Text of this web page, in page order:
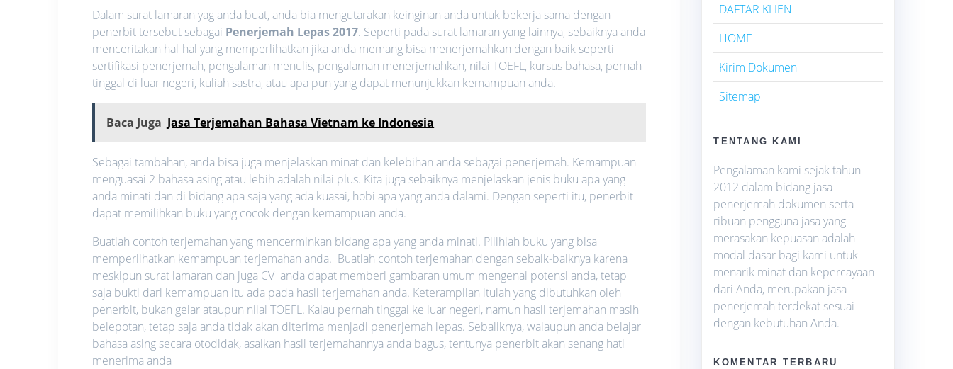
Dalam surat lamaran yag anda buat, anda bia mengutarakan keinginan anda untuk bekerja sama dengan
penerbit tersebut sebagai Penerjemah Lepas 2017. Seperti pada surat lamaran yang lainnya, sebaiknya anda
menceritakan hal-hal yang memperlihatkan jika anda memang bisa menerjemahkan dengan baik seperti
sertifikasi penerjemah, pengalaman menulis, pengalaman menerjemahkan, nilai TOEFL, kursus bahasa, pernah
tinggal di luar negeri, kuliah sastra, atau apa pun yang dapat menunjukkan kemampuan anda.
Baca Juga Jasa Terjemahan Bahasa Vietnam ke Indonesia
Sebagai tambahan, anda bisa juga menjelaskan minat dan kelebihan anda sebagai penerjemah. Kemampuan
menguasai 2 bahasa asing atau lebih adalah nilai plus. Kita juga sebaiknya menjelaskan jenis buku apa yang
anda minati dan di bidang apa saja yang ada kuasai, hobi apa yang anda dalami. Dengan seperti itu, penerbit
dapat memilihkan buku yang cocok dengan kemampuan anda.
Buatlah contoh terjemahan yang mencerminkan bidang apa yang anda minati. Pilihlah buku yang bisa
memperlihatkan kemampuan terjemahan anda. Buatlah contoh terjemahan dengan sebaik-baiknya karena
meskipun surat lamaran dan juga CV anda dapat memberi gambaran umum mengenai potensi anda, tetap
saja bukti dari kemampuan itu ada pada hasil terjemahan anda. Keterampilan itulah yang dibutuhkan oleh
penerbit, bukan gelar ataupun nilai TOEFL. Kalau pernah tinggal ke luar negeri, namun hasil terjemahan masih
belepotan, tetap saja anda tidak akan diterima menjadi penerjemah lepas. Sebaliknya, walaupun anda belajar
bahasa asing secara otodidak, asalkan hasil terjemahannya anda bagus, tentunya penerbit akan senang hati
menerima anda
DAFTAR KLIEN
HOME
Kirim Dokumen
Sitemap
TENTANG KAMI
Pengalaman kami sejak tahun
2012 dalam bidang jasa
penerjemah dokumen serta
ribuan pengguna jasa yang
merasakan kepuasan adalah
modal dasar bagi kami untuk
menarik minat dan kepercayaan
dari Anda, merupakan jasa
penerjemah terdekat sesuai
dengan kebutuhan Anda.
KOMENTAR TERBARU